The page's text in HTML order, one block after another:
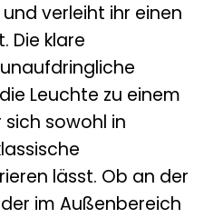
verleiht ihr einen
Die klare
Leuchte zu einem
sich sowohl in
lässt. Ob an der
im Außenbereich